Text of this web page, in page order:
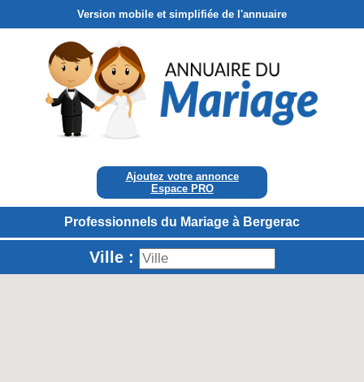
Version mobile et simplifiée de l'annuaire
Ajoutez votre annonce
Espace PRO
Professionnels du Mariage à Bergerac
Ville :